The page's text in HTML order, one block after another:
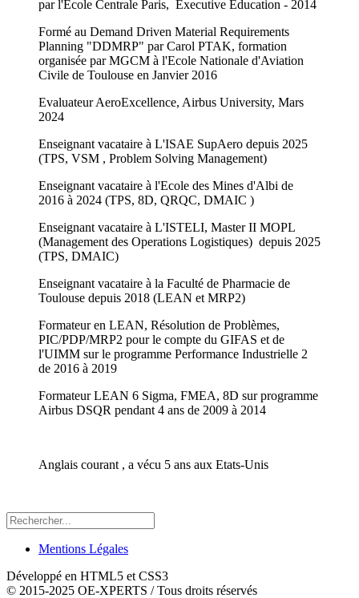
par l'Ecole Centrale Paris, Executive Education - 2014
Formé au Demand Driven Material Requirements
Planning "DDMRP" par Carol PTAK, formation
organisée par MGCM à l'Ecole Nationale d'Aviation
Civile de Toulouse en Janvier 2016
Evaluateur AeroExcellence, Airbus University, Mars
2024
Enseignant vacataire à L'ISAE SupAero depuis 2025
(TPS, VSM , Problem Solving Management)
Enseignant vacataire à l'Ecole des Mines d'Albi de
2016 à 2024 (TPS, 8D, QRQC, DMAIC )
Enseignant vacataire à L'ISTELI, Master II MOPL
(Management des Operations Logistiques) depuis 2025
(TPS, DMAIC)
Enseignant vacataire à la Faculté de Pharmacie de
Toulouse depuis 2018 (LEAN et MRP2)
Formateur en LEAN, Résolution de Problèmes,
PIC/PDP/MRP2 pour le compte du GIFAS et de
l'UIMM sur le programme Performance Industrielle 2
de 2016 à 2019
Formateur LEAN 6 Sigma, FMEA, 8D sur programme
Airbus DSQR pendant 4 ans de 2009 à 2014
Anglais courant , a vécu 5 ans aux Etats-Unis
Mentions Légales
Développé en HTML5 et CSS3
© 2015-2025 OE-XPERTS / Tous droits réservés